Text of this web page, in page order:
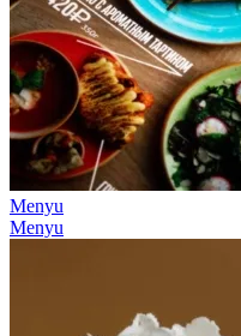
Menyu
Menyu